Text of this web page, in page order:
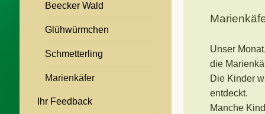
Unser
die
Die Kinder
entdeckt.
Manche
Beecker Wald
Glühwürmchen
Schmetterling
Marienkäfer
Ihr Feedback